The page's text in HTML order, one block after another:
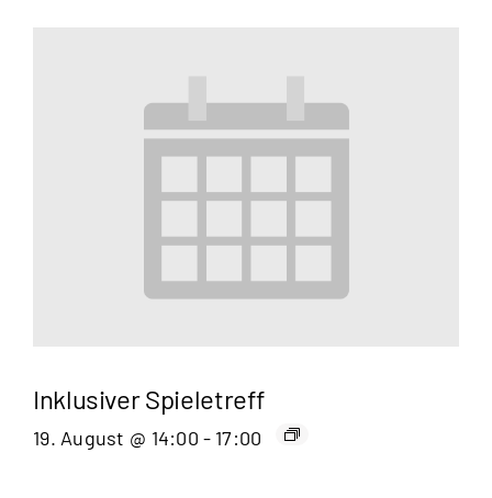
Inklusiver Spieletreff
19. August @ 14:00 - 17:00